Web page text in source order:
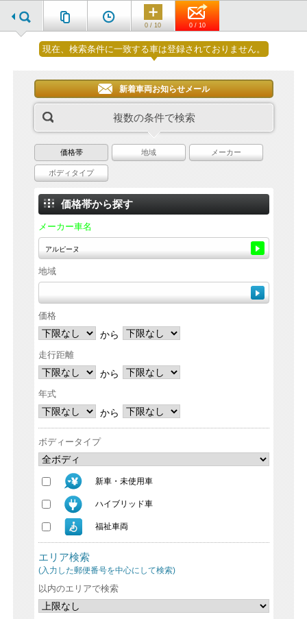
0 / 10 0 / 10
現在、検索条件に一致する車は登録されておりません。
新着車両お知らせメール
複数の条件で検索
価格帯 地域 メーカー
ボディタイプ
価格帯から探す
メーカー車名
地域
価格
から
走行距離
から
年式
から
ボディータイプ
新車・未使用車
ハイブリッド車
福祉車両
エリア検索
(入力した郵便番号を中心にして検索)
以内のエリアで検索